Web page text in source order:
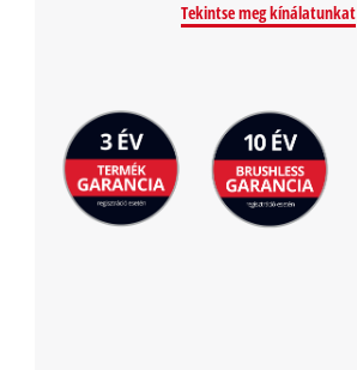
Tekintse meg kínálatunkat